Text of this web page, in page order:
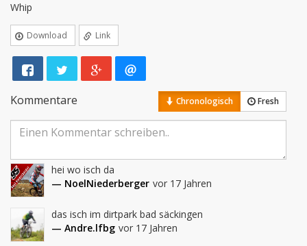
Whip
Download Link
Kommentare Chronologisch Fresh
hei wo isch da
— NoelNiederberger vor 17 Jahren
das isch im dirtpark bad säckingen
— Andre.lfbg vor 17 Jahren